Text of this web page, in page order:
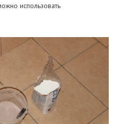
использовать